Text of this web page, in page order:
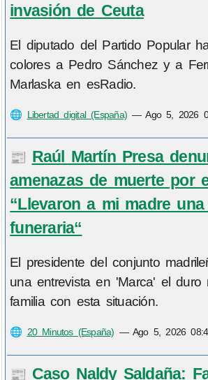
invasión de Ceuta
El diputado del Partido Popular
colores a Pedro Sánchez y a
Marlaska en esRadio.
🌐 Libertad digital (España) —Ago 5, 2026
📰 Raúl Martín Presa
amenazas de muerte por
“Llevaron a mi madre
funeraria“
El presidente del conjunto
una entrevista en 'Marca' el duro
familia con esta situación.
🌐 20 Minutos (España) —Ago 5, 2026
📰 Caso Naldy Saldaña: